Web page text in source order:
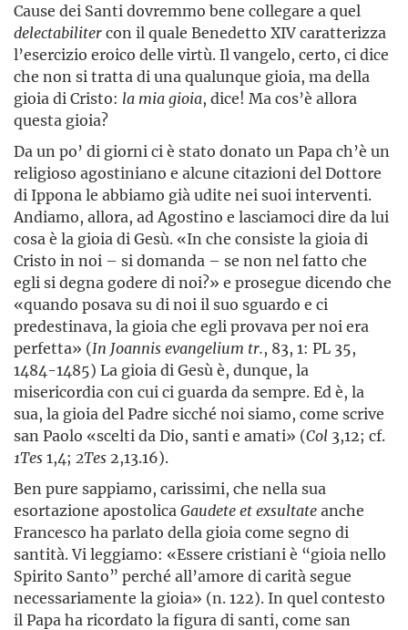
Cause dei Santi dovremmo bene collegare a quel
delectabilitercon il quale Benedetto XIV caratterizza
l’esercizio eroico delle virtù. Il vangelo, certo, ci dice
che non si tratta di una qualunque gioia, ma della
gioia di Cristo: la mia gioia, dice! Ma cos’è allora
questa gioia?
Da un po’ di giorni ci è stato donato un Papa ch’è un
religioso agostiniano e alcune citazioni del Dottore
di Ippona le abbiamo già udite nei suoi interventi.
Andiamo, allora, ad Agostino e lasciamoci dire da lui
cosa è la gioia di Gesù. «In che consiste la gioia di
Cristo in noi – si domanda – se non nel fatto che
egli si degna godere di noi?» e prosegue dicendo che
«quando posava su di noi il suo sguardo e ci
predestinava, la gioia che egli provava per noi era
perfetta» (In Joannis evangelium tr., 83, 1: PL 35,
1484-1485) La gioia di Gesù è, dunque, la
misericordia con cui ci guarda da sempre. Ed è, la
sua, la gioia del Padre sicché noi siamo, come scrive
san Paolo «scelti da Dio, santi e amati» (Col 3,12; cf.
1Tes1,4; 2Tes 2,13.16).
Ben pure sappiamo, carissimi, che nella sua
esortazione apostolica Gaudete et exsultateanche
Francesco ha parlato della gioia come segno di
santità. Vi leggiamo: «Essere cristiani è “gioia nello
Spirito Santo” perché all’amore di carità segue
necessariamente la gioia» (n. 122). In quel contesto
il Papa ha ricordato la figura di santi, come san